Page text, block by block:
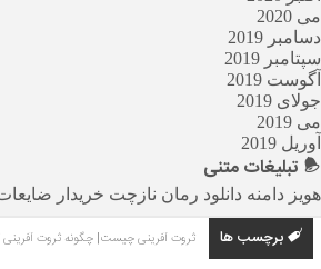
می 2020
دسامبر 2019
سپتامبر 2019
آگوست 2019
جولای 2019
می 2019
آوریل 2019
تبلیغاتمتنی
هویز دامنه دانلود رمان نازچت خریدار
برچسب ها ثروت آفرینی چیست| چگونه ثروت آفرینی